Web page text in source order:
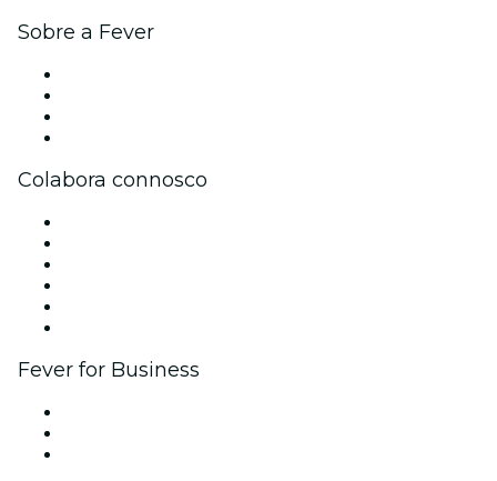
Sobre a Fever
Colabora connosco
Fever for Business